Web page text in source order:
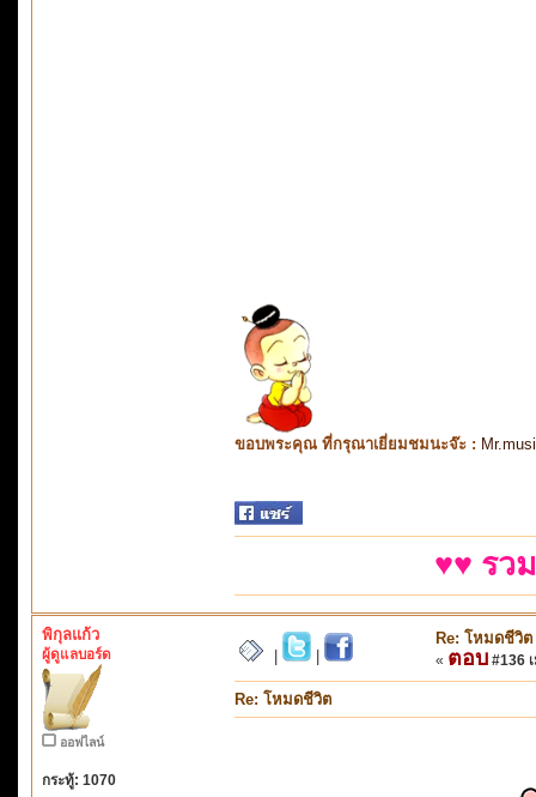
ขอบพระคุณ ที่กรุณาเยี่ยมชมนะจ๊ะ :
♥♥ รว
พิกุลแก้ว
ผู้ดูแลบอร์ด
ออฟไลน์
กระทู้: 1070
Re: โหมดชีวิต
« ตอบ #136
Re: โหมดชีวิต